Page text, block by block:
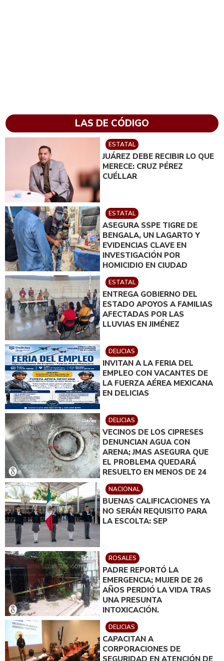
LAS DE CÓDIGO
ESTATAL
JUÁREZ DEBE RECIBIR LO QUE
MERECE: CRUZ PÉREZ
CUÉLLAR
ESTATAL
ASEGURA SSPE TIGRE DE
BENGALA, UN LAGARTO Y
EVIDENCIAS CLAVE EN
INVESTIGACIÓN POR
HOMICIDIO EN CIUDAD
JUÁREZ; EN CATEO
INSTRUIDO POR GILBERTO
LOYA
ESTATAL
ENTREGA GOBIERNO DEL
ESTADO APOYOS A FAMILIAS
AFECTADAS POR LAS
LLUVIAS EN JIMÉNEZ
DELICIAS
INVITAN A LA FERIA DEL
EMPLEO CON VACANTES DE
LA FUERZA AÉREA MEXICANA
EN DELICIAS
DELICIAS
VECINOS DE LOS CIPRESES
DENUNCIAN AGUA CON
ARENA; JMAS ASEGURA QUE
EL PROBLEMA QUEDARÁ
RESUELTO EN MENOS DE 24
HORAS
NACIONAL
BUENAS CALIFICACIONES YA
NO SERÁN REQUISITO PARA
LA ESCOLTA: SEP
ROSALES
PADRE REPORTÓ LA
EMERGENCIA; MUJER DE 26
AÑOS PERDIÓ LA VIDA TRAS
UNA PRESUNTA
INTOXICACIÓN.
DELICIAS
CAPACITAN A
CORPORACIONES DE